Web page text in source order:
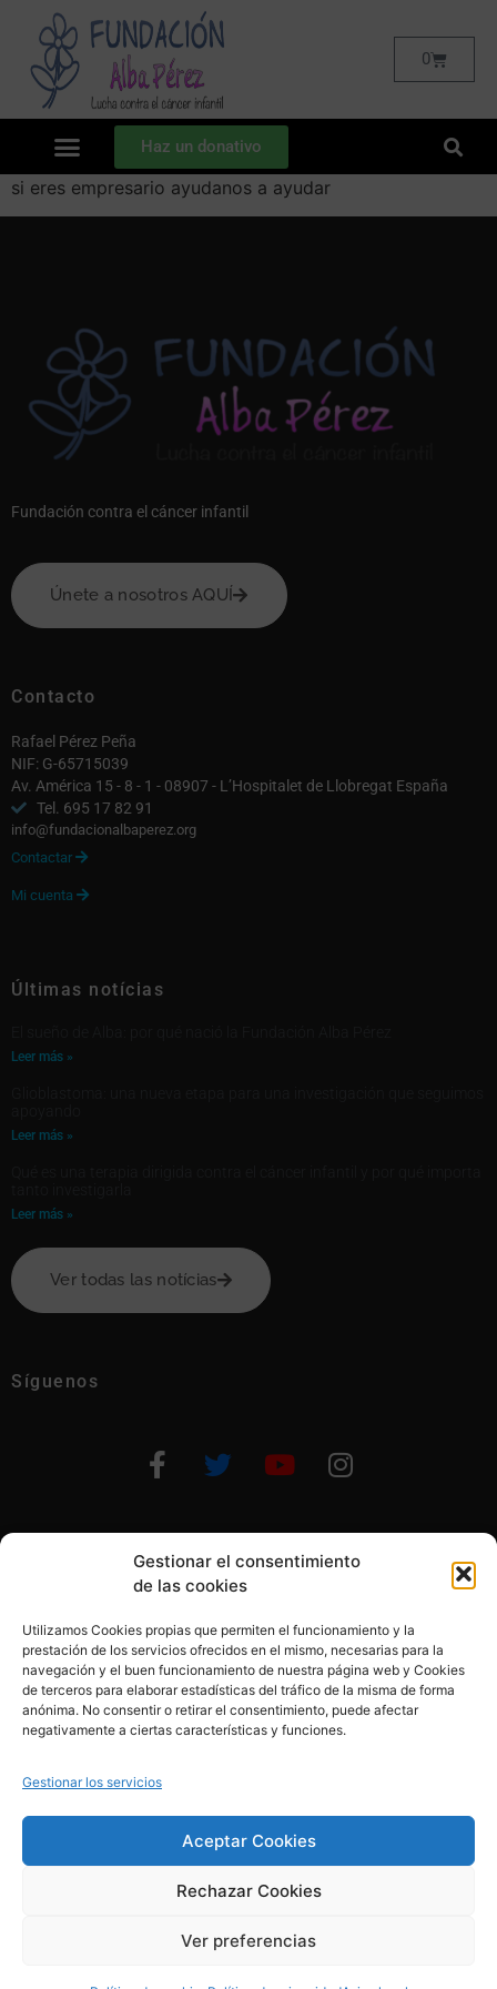
Gestionar el consentimiento
de las cookies
Utilizamos Cookies propias que permiten el funcionamiento y la
prestación de los servicios ofrecidos en el mismo, necesarias para la
navegación y el buen funcionamiento de nuestra página web y Cookies
de terceros para elaborar estadísticas del tráfico de la misma de forma
anónima. No consentir o retirar el consentimiento, puede afectar
negativamente a ciertas características y funciones.
Gestionar los servicios
Aceptar Cookies
Rechazar Cookies
Ver preferencias
0
Haz un donativo
si eres empresario ayudanos a ayudar
Fundación contra el cáncer infantil
Únete a nosotros AQUÍ
Contacto
Rafael Pérez Peña
NIF: G-65715039
Av. América 15 - 8 - 1 - 08907 - L’Hospitalet de Llobregat España
Tel. 695 17 82 91
info@fundacionalbaperez.org
Contactar 
Mi cuenta 
Últimas notícias
Leer más »
Leer más »
Leer más »
Ver todas las notícias
Síguenos
Otras formas de ayudar
© 2020, Fundación Alba Pérez. All Rights Reserved
Política de privacidad